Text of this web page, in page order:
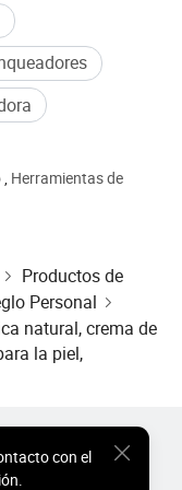
etc.
comercial?
aceite esencial
Ciudad de
en la
tiene su
la industria
en
, Herramientas de
Productos de
Personal
natural, crema de
la piel,
con el
Populares
de Estrella